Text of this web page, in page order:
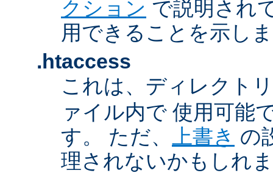
クション で説明され
用できることを示し
.htaccess
これは、ディレクトリ
ァイル内で 使用可能
す。 ただ、
上書き の
理されないかもしれ